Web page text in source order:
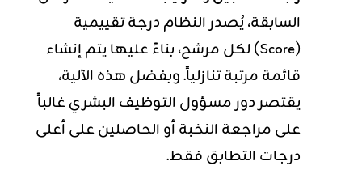
السابقة، يُصدر النظام درجة تقييمية
(Score) لكل مرشح، بناءً عليها يتم إنشاء
قائمة مرتبة تنازلياً. وبفضل هذه الآلية،
يقتصر دور مسؤول التوظيف البشري غالباً
على مراجعة النخبة أو الحاصلين على أعلى
درجات التطابق فقط.